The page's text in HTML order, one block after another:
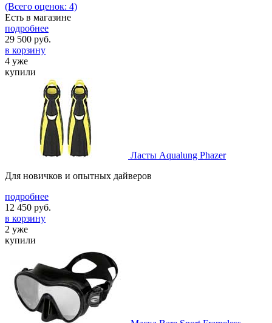
(Всего оценок: 4)
Есть в магазине
подробнее
29 500 руб.
в корзину
4 уже
купили
Ласты Aqualung Phazer
Для новичков и опытных дайверов
подробнее
12 450 руб.
в корзину
2 уже
купили